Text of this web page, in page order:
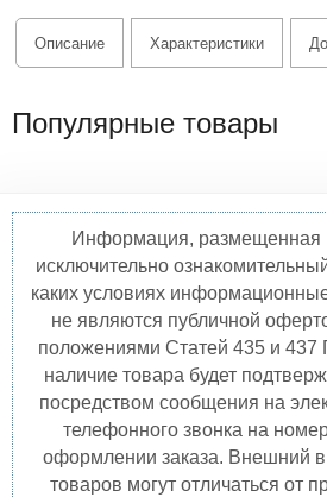
Описание Характеристики
Популярные товары
Информация, размещенная
исключительно
каких условиях
не являются публичной
положениями Статей 435 и 437
наличие товара будет
посредством сообщения на
телефонного звонка на
оформлении заказа. Внешний
товаров могут отличаться от